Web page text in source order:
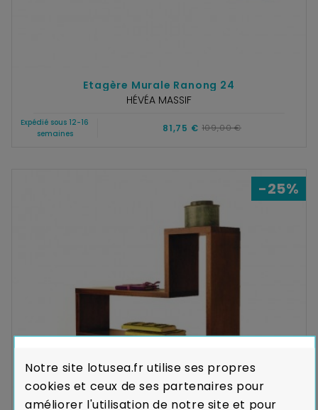
Etagère Murale Ranong 24
HÉVÉA MASSIF
Expédié sous 12-16
semaines
81,75 € 109,00 €
-25%
Etagère Murale Ranong 5
Notre site lotusea.fr utilise ses propres
cookies et ceux de ses partenaires pour
améliorer l'utilisation de notre site et pour